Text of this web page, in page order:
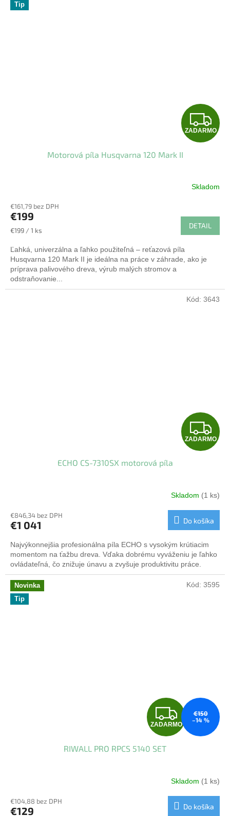
Tip
Z
A
A
M
ZADARMO
Motorová píla Husqvarna 120 Mark II
Skladom
€161,79 bez DPH
€199
Jednotková
€199 / 1 ks
DETAIL
Ľahká, univerzálna a ľahko použiteľná – reťazová píla
Husqvarna 120 Mark II je ideálna na práce v záhrade, ako je
príprava palivového dreva, výrub malých stromov a
odstraňovanie...
Z
A
A
R
M
O
ZADARMO
ECHO CS-7310SX motorová píla
Skladom (1 ks)
€846,34 bez DPH
€1 041 Do košíka
Najvýkonnejšia profesionálna píla ECHO s vysokým krútiacim
momentom na ťažbu dreva. Vďaka dobrému vyváženiu je ľahko
ovládateľná, čo znižuje únavu a zvyšuje produktivitu práce.
Kód: 3643
Novinka
Tip
Z
A
A
R
ZADARMO
€150
–14 %
RIWALL PRO RPCS 5140 SET
Skladom (1 ks)
€104,88 bez DPH
€129 Do košíka
Kód: 3595